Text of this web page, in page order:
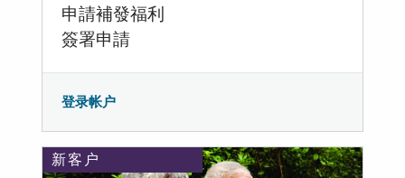
申請補發福利
簽署申請
登录帐户
新客户